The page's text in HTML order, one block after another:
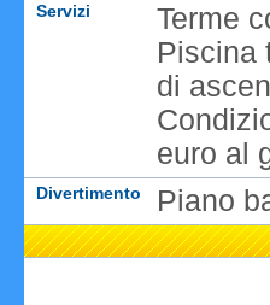
Servizi
Terme
Piscina
di
euro al
Divertimento Piano